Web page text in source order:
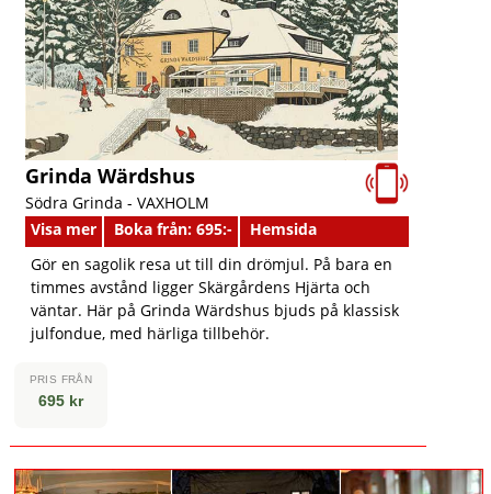
Grinda Wärdshus
Södra Grinda - VAXHOLM
Visa mer
Boka från: 695:-
Hemsida
Gör en sagolik resa ut till din drömjul. På bara en
timmes avstånd ligger Skärgårdens Hjärta och
väntar. Här på Grinda Wärdshus bjuds på klassisk
julfondue, med härliga tillbehör.
PRIS FRÅN
695 kr